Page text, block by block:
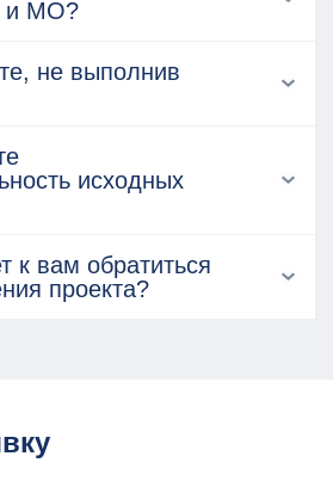
и МО?
не выполнив
исходных
к вам обратиться
проекта?